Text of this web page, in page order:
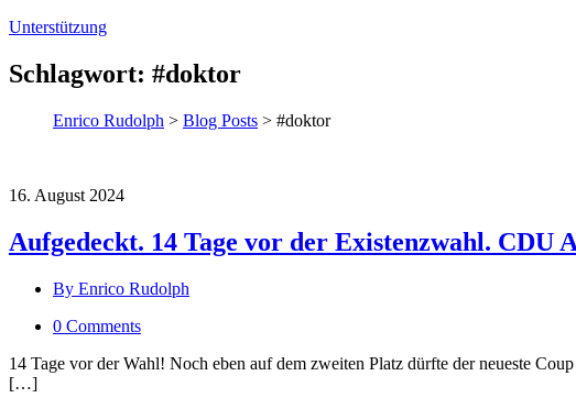
Unterstützung
Schlagwort: #doktor
Enrico Rudolph > Blog Posts > #doktor
16. August 2024
Aufgedeckt. 14 Tage vor der Existenzwahl.
By Enrico Rudolph
0 Comments
14 Tage vor der Wahl! Noch eben auf dem zweiten Platz dürfte der neueste
[…]